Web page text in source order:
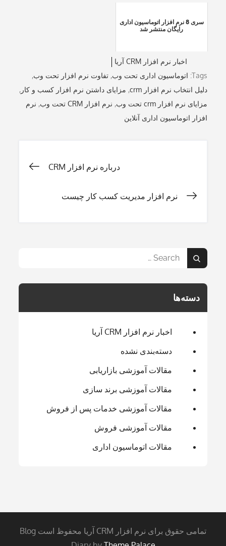
سری 8 نرم افزار اتوماسیون اداری
رایگان منتشر شد
اخبار نرم افزار CRM آریا
Tags: اتوماسیون اداری تحت وب,تفاوت نرم افزار تحت وب,
دلیل انتخاب نرم افزار crm
, مزایای داشتن نرم افزار کسب و کار,
مزایای نرم افزار crm تحت وب
, نرم افزار CRM تحت وب , نرم
افزار اتوماسیون اداری آنلاین
نوشته
درباره نرم افزار CRM
نرم افزار مدیریت کسب کار چیست
Search
for:
Search
دسته‌ها
اخبار نرم افزار CRM آریا
دسته‌بندی نشده
مقالات آموزشی بازاریابی
مقالات آموزشی برند سازی
مقالات آموزشی خدمات پس از فروش
مقالات آموزشی فروش
مقالات اتوماسیون اداری
تمامی حقوق برای نرم افزار CRM آریا محفوظ است Blog